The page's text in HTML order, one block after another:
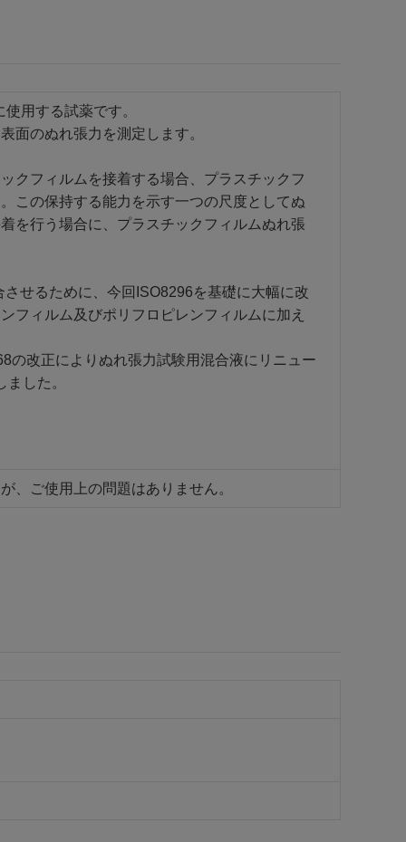
用する試薬です。
面のぬれ張力を測定します。
クフィルムを接着する場合、プラスチックフ
この保持する能力を示す一つの尺度としてぬ
を行う場合に、プラスチックフィルムぬれ張
せるために、今回ISO8296を基礎に大幅に改
フィルム及びポリフロピレンフィルムに加え
の改正によりぬれ張力試験用混合液にリニュー
した。
、ご使用上の問題はありません。